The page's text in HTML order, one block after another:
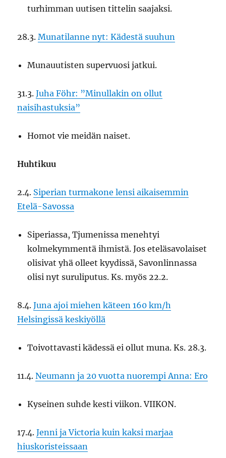
turhimman uutisen tittelin saajaksi.
28.3.Munatilanne nyt: Kädestä suuhun
Munauutisten supervuosi jatkui.
31.3.Juha Föhr: ”Minullakin on ollut
naisihastuksia”
Homot vie meidän naiset.
Huhtikuu
2.4. Siperian turmakone lensi aikaisemmin
Etelä-Savossa
Siperiassa, Tjumenissa menehtyi
kolmekymmentä ihmistä. Jos eteläsavolaiset
olisivat yhä olleet kyydissä, Savonlinnassa
olisi nyt suruliputus. Ks. myös 22.2.
8.4.Juna ajoi miehen käteen 160 km/h
Helsingissä keskiyöllä
Toivottavasti kädessä ei ollut muna. Ks. 28.3.
11.4.Neumann ja 20 vuotta nuorempi Anna: Ero
Kyseinen suhde kesti viikon. VIIKON.
17.4.Jenni ja Victoria kuin kaksi marjaa
hiuskoristeissaan